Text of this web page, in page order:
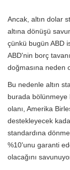
Ancak, altın dolar
altına dönüşü
çünkü bugün ABD
ABD'nin borç
doğmasına neden
Bu nedenle altın
burada
olanı, Amerika
destekleyecek
standardına
%10'unu garanti
olacağını